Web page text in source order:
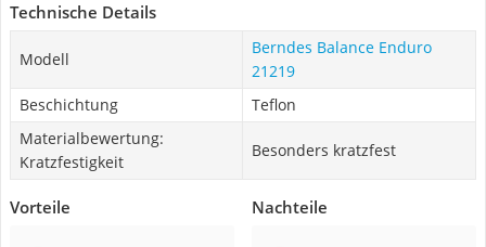
Technische Details
Modell
Berndes Balance Enduro
21219
Beschichtung
Teflon
Materialbewertung:
Kratzfestigkeit
Besonders kratzfest
Vorteile Nachteile